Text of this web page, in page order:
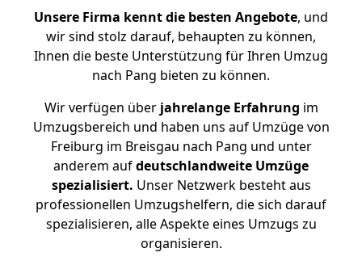
Unsere Firma kennt die besten Angebote, und
wir sind stolz darauf, behaupten zu können,
Ihnen die beste Unterstützung für Ihren Umzug
nach Pang bieten zu können.
Wir verfügen überjahrelange Erfahrung im
Umzugsbereich und haben uns auf Umzüge von
Freiburg im Breisgau nach Pang und unter
anderem aufdeutschlandweite Umzüge
spezialisiert. Unser Netzwerk besteht aus
professionellen Umzugshelfern, die sich darauf
spezialisieren, alle Aspekte eines Umzugs zu
organisieren.